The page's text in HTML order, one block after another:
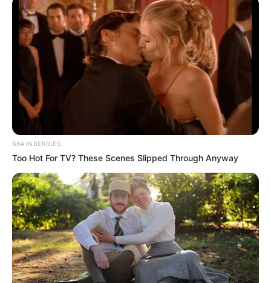
BRAINBERRIES
Too Hot For TV? These Scenes Slipped Through Anyway